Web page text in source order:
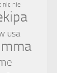
nic nie
usa